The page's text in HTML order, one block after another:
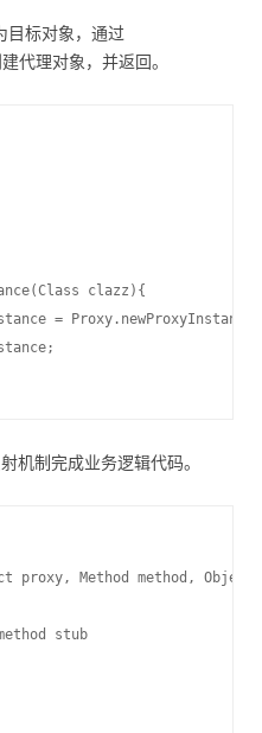
目标对象，通过
代理对象，并返回。
clazz){
=
机制完成业务逻辑代码。
proxy, Method method,
stub